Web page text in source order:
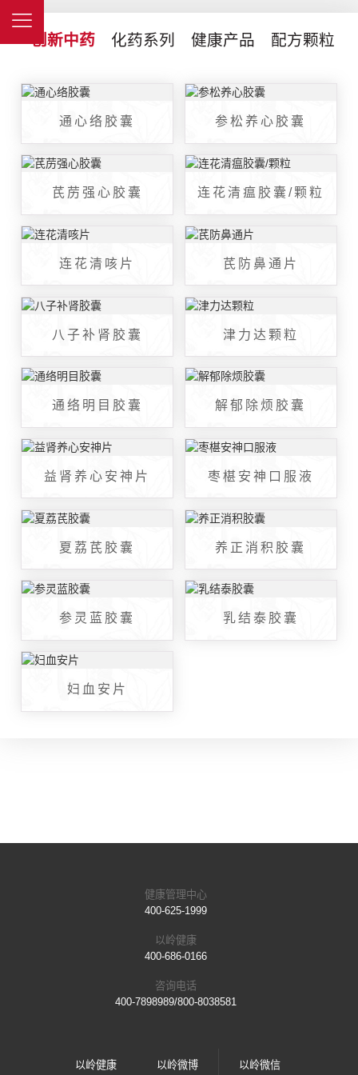
创新中药 化药系列 健康产品 配方颗粒
通心络胶囊 参松养心胶囊
芪苈强心胶囊 连花清瘟胶囊/颗粒
连花清咳片 芪防鼻通片
八子补肾胶囊 津力达颗粒
通络明目胶囊 解郁除烦胶囊
益肾养心安神片 枣椹安神口服液
夏荔芪胶囊 养正消积胶囊
参灵蓝胶囊 乳结泰胶囊
妇血安片
健康管理中心
400-625-1999
以岭健康
400-686-0166
咨询电话
400-7898989/800-8038581
以岭健康 以岭微博 以岭微信